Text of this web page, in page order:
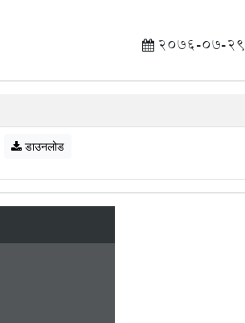
2076-07-29
डाउनलोड